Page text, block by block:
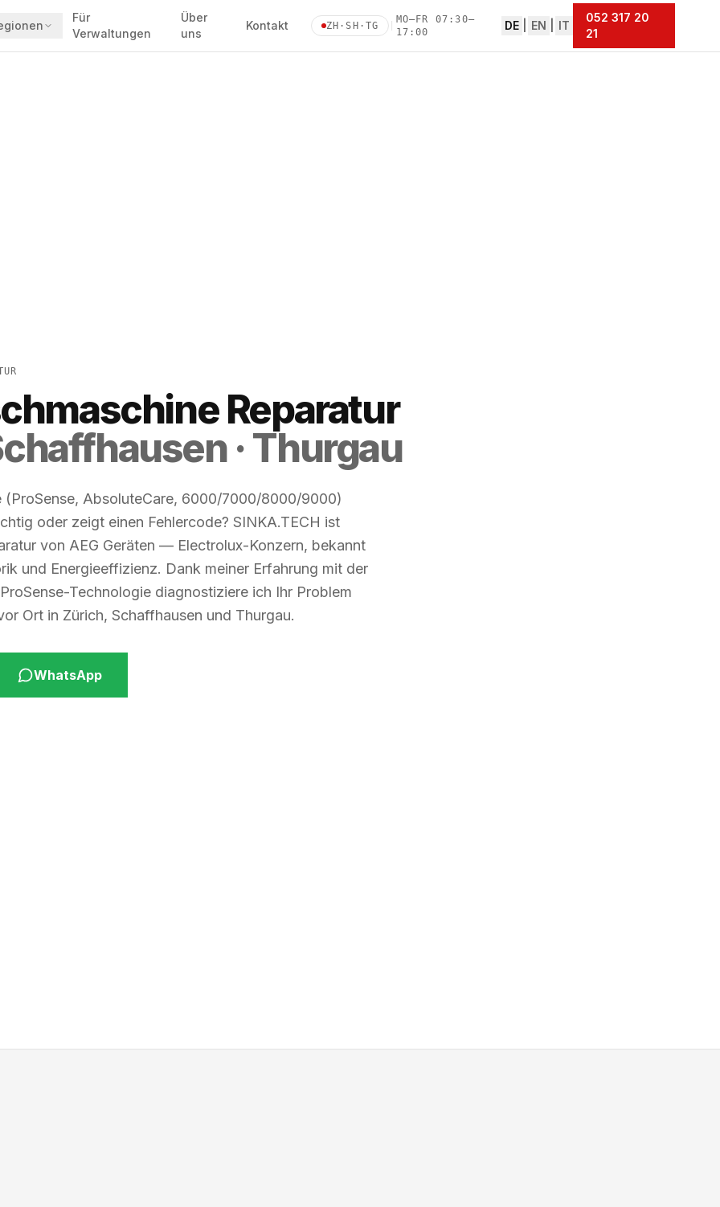
Für
Verwaltungen
Über
uns
Kontakt ZH·SH·TG
MO–FR 07:30–
17:00
DE EN IT
052 317 20
21
Reparatur
· Thurgau
(ProSense, AbsoluteCare, 6000/7000/8000/9000)
oder zeigt einen Fehlercode? SINKA.TECH ist
von AEG Geräten — Electrolux-Konzern, bekannt
und Energieeffizienz. Dank meiner Erfahrung mit der
Technologie diagnostiziere ich Ihr Problem
Ort in Zürich, Schaffhausen und Thurgau.
WhatsApp